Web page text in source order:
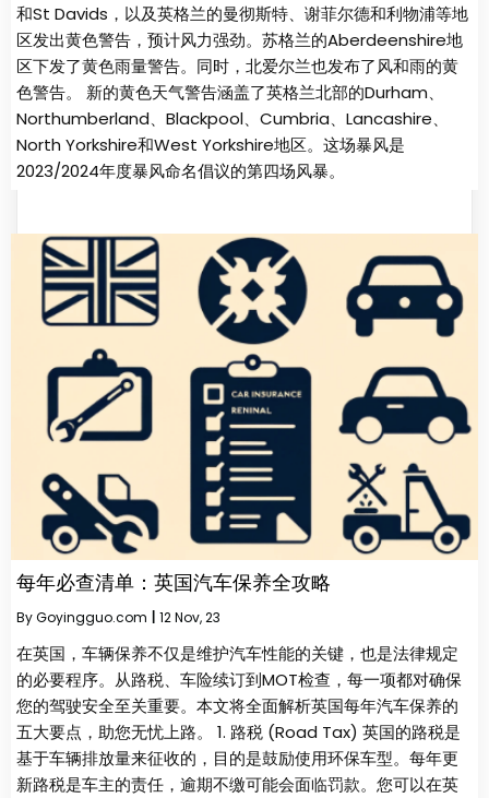
和St Davids，以及英格兰的曼彻斯特、谢菲尔德和利物浦等地
区发出黄色警告，预计风力强劲。苏格兰的Aberdeenshire地
区下发了黄色雨量警告。同时，北爱尔兰也发布了风和雨的黄
色警告。 新的黄色天气警告涵盖了英格兰北部的Durham、
Northumberland、Blackpool、Cumbria、Lancashire、
North Yorkshire和West Yorkshire地区。这场暴风是
2023/2024年度暴风命名倡议的第四场风暴​​​​​​​​​​​​​​。
每年必查清单：英国汽车保养全攻略
ByGoyingguo.com 12Nov, 23
在英国，车辆保养不仅是维护汽车性能的关键，也是法律规定
的必要程序。从路税、车险续订到MOT检查，每一项都对确保
您的驾驶安全至关重要。本文将全面解析英国每年汽车保养的
五大要点，助您无忧上路。 1. 路税 (Road Tax) 英国的路税是
基于车辆排放量来征收的，目的是鼓励使用环保车型。每年更
新路税是车主的责任，逾期不缴可能会面临罚款。您可以在英